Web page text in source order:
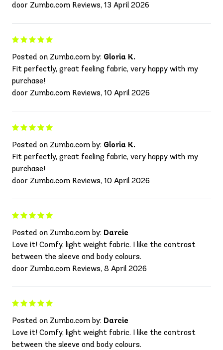
door Zumba.com Reviews, 13 April 2026
Posted on Zumba.com by: Gloria K.
Fit perfectly, great feeling fabric, very happy with my
purchase!
door Zumba.com Reviews, 10 April 2026
Posted on Zumba.com by: Gloria K.
Fit perfectly, great feeling fabric, very happy with my
purchase!
door Zumba.com Reviews, 10 April 2026
Posted on Zumba.com by: Darcie
Love it! Comfy, light weight fabric. I like the contrast
between the sleeve and body colours.
door Zumba.com Reviews, 8 April 2026
Posted on Zumba.com by: Darcie
Love it! Comfy, light weight fabric. I like the contrast
between the sleeve and body colours.